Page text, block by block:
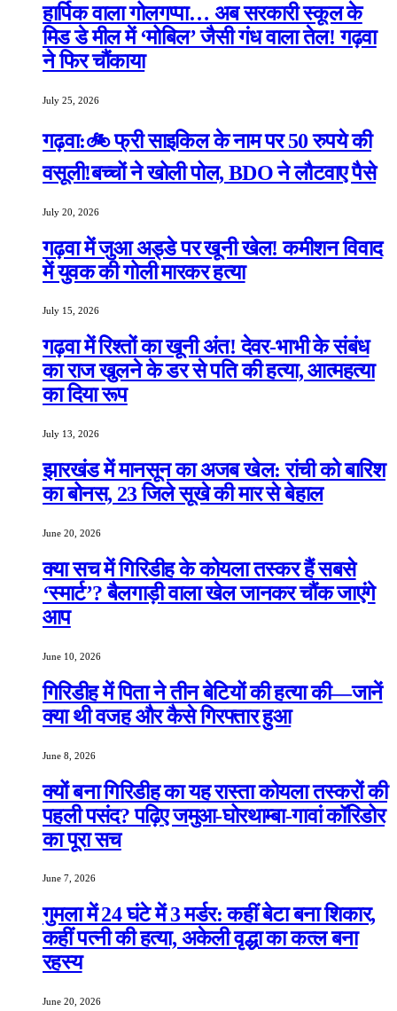
हार्पिक वाला गोलगप्पा… अब सरकारी स्कूल के
मिड डे मील में ‘मोबिल’ जैसी गंध वाला तेल! गढ़वा
ने फिर चौंकाया
July 25, 2026
गढ़वा:🚲 फ्री साइकिल के नाम पर 50 रुपये की
वसूली!बच्चों ने खोली पोल, BDO ने लौटवाए पैसे
July 20, 2026
गढ़वा में जुआ अड्डे पर खूनी खेल! कमीशन विवाद
में युवक की गोली मारकर हत्या
July 15, 2026
गढ़वा में रिश्तों का खूनी अंत! देवर-भाभी के संबंध
का राज खुलने के डर से पति की हत्या, आत्महत्या
का दिया रूप
July 13, 2026
झारखंड में मानसून का अजब खेल: रांची को बारिश
का बोनस, 23 जिले सूखे की मार से बेहाल
June 20, 2026
क्या सच में गिरिडीह के कोयला तस्कर हैं सबसे
‘स्मार्ट’? बैलगाड़ी वाला खेल जानकर चौंक जाएंगे
आप
June 10, 2026
गिरिडीह में पिता ने तीन बेटियों की हत्या की—जानें
क्या थी वजह और कैसे गिरफ्तार हुआ
June 8, 2026
क्यों बना गिरिडीह का यह रास्ता कोयला तस्करों की
पहली पसंद? पढ़िए जमुआ-घोरथाम्बा-गावां कॉरिडोर
का पूरा सच
June 7, 2026
गुमला में 24 घंटे में 3 मर्डर: कहीं बेटा बना शिकार,
कहीं पत्नी की हत्या, अकेली वृद्धा का कत्ल बना
रहस्य
June 20, 2026